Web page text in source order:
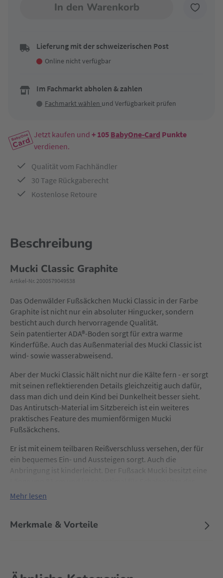
In den Warenkorb
Lieferung mit der schweizerischen Post
Online nicht verfügbar
Im Fachmarkt abholen & zahlen
Fachmarkt wählen und Verfügbarkeit prüfen
Jetzt kaufen und + 105 BabyOne-Card Punkte
verdienen.
Qualität vom Fachhändler
30 Tage Rückgaberecht
Kostenlose Retoure
Beschreibung
Mucki Classic Graphite
Artikel-Nr. 2000579049538
Das Odenwälder Fußsäckchen Mucki Classic in der Farbe
Graphite ist nicht nur ein absoluter Hingucker, sondern
besticht auch durch hervorragende Qualität.
Sein patentierter ADA®-Boden sorgt für extra warme
Kinderfüße. Auch das Außenmaterial des Mucki Classic ist
wind- sowie wasserabweisend.
Aber der Mucki Classic hält nicht nur die Kälte fern - er sorgt
mit seinen reflektierenden Details gleichzeitig auch dafür,
dass man dich und dein Kind bei Dunkelheit besser sieht.
Das Antirutsch-Material im Sitzbereich ist ein weiteres
praktisches Feature des mumienförmigen Mucki
Fußsäckchens.
Er ist mit einem teilbaren Reißverschluss versehen, der für
ein bequemes Ein- und Aussteigen sorgt. Auch die
Anbringung ist kinderleicht. Der Fußsack Mucki besitzt eine
Gruppe 0, Softtragetaschen und Hartschalen geeignet.
Mehr lesen
Merkmale & Vorteile